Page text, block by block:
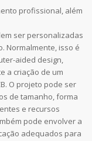
profissional, além
ser personalizadas
Normalmente, isso é
aided design,
a criação de um
O projeto pode ser
de tamanho, forma
e recursos
pode envolver a
adequados para